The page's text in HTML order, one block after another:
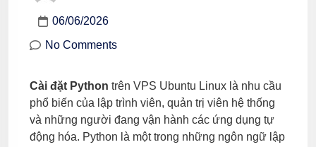
06/06/2026
No Comments
Cài đặt Python trên VPS Ubuntu Linux là nhu cầu
phổ biến của lập trình viên, quản trị viên hệ thống
và những người đang vận hành các ứng dụng tự
động hóa. Python là một trong những ngôn ngữ lập